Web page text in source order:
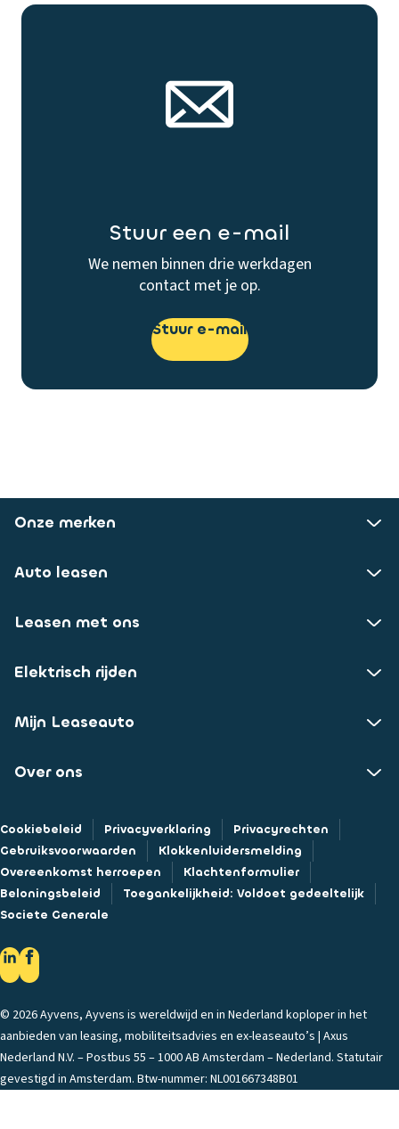
Stuur een e-mail
We nemen binnen drie werkdagen
contact met je op.
Stuur e-mail
Onze merken
Auto leasen
Leasen met ons
Elektrisch rijden
Mijn Leaseauto
Over ons
Cookiebeleid Privacyverklaring
Privacyrechten
Gebruiksvoorwaarden
Klokkenluidersmelding
Overeenkomst herroepen
Klachtenformulier
Beloningsbeleid
Toegankelijkheid: Voldoet gedeeltelijk
Societe Generale
© 2026 Ayvens, Ayvens is wereldwijd en in Nederland koploper in het
aanbieden van leasing, mobiliteitsadvies en ex-leaseauto’s | Axus
Nederland N.V. – Postbus 55 – 1000 AB Amsterdam – Nederland. Statutair
gevestigd in Amsterdam. Btw-nummer: NL001667348B01